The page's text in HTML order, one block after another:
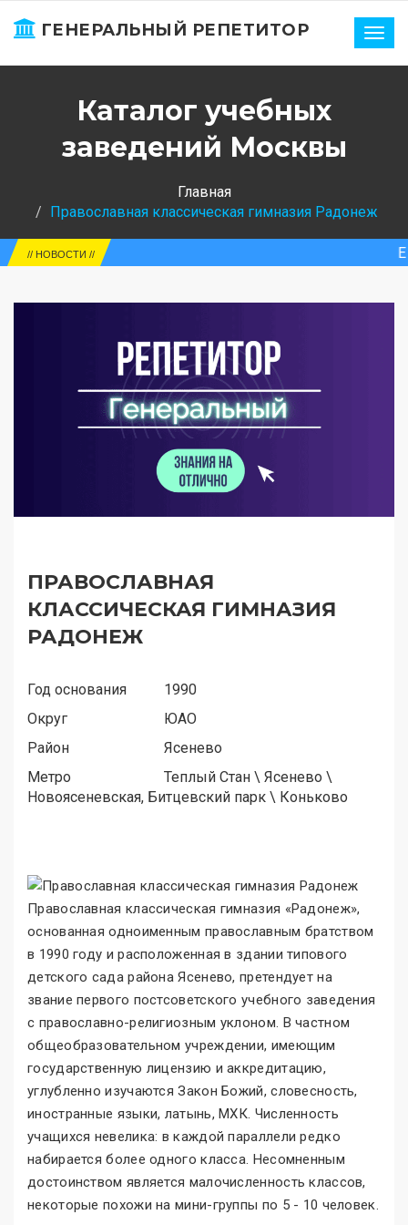
ГЕНЕРАЛЬНЫЙ РЕПЕТИТОР
Каталог учебных
заведений Москвы
Главная
Православная классическая гимназия Радонеж
ЕГЭ-2025.
// НОВОСТИ //
ПРАВОСЛАВНАЯ
КЛАССИЧЕСКАЯ ГИМНАЗИЯ
РАДОНЕЖ
Год основания
1990
Округ
ЮАО
Район
Ясенево
Метро
Теплый Стан \ Ясенево \
Новоясеневская, Битцевский парк \ Коньково
Православная классическая гимназия «Радонеж»,
основанная одноименным православным братством
в 1990 году и расположенная в здании типового
детского сада района Ясенево, претендует на
звание первого постсоветского учебного заведения
с православно-религиозным уклоном. В частном
общеобразовательном учреждении, имеющим
государственную лицензию и аккредитацию,
углубленно изучаются Закон Божий, словесность,
иностранные языки, латынь, МХК. Численность
учащихся невелика: в каждой параллели редко
набирается более одного класса. Несомненным
достоинством является малочисленность классов,
некоторые похожи на мини-группы по 5 - 10 человек.